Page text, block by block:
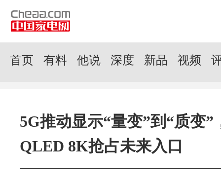
首页 有料 他说 深度 新品 视频
5G推动显示“量变”到“质变”
QLED 8K抢占未来入口